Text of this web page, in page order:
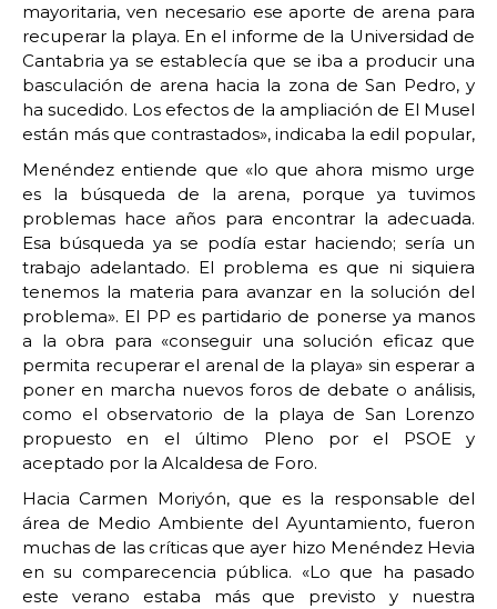
mayoritaria, ven necesario ese aporte de arena para
recuperar la playa. En el informe de la Universidad de
Cantabria ya se establecía que se iba a producir una
basculación de arena hacia la zona de San Pedro, y
ha sucedido. Los efectos de la ampliación de El Musel
están más que contrastados», indicaba la edil popular,
Menéndez entiende que «lo que ahora mismo urge
es la búsqueda de la arena, porque ya tuvimos
problemas hace años para encontrar la adecuada.
Esa búsqueda ya se podía estar haciendo; sería un
trabajo adelantado. El problema es que ni siquiera
tenemos la materia para avanzar en la solución del
problema». El PP es partidario de ponerse ya manos
a la obra para «conseguir una solución eficaz que
permita recuperar el arenal de la playa» sin esperar a
poner en marcha nuevos foros de debate o análisis,
como el observatorio de la playa de San Lorenzo
propuesto en el último Pleno por el PSOE y
aceptado por la Alcaldesa de Foro.
Hacia Carmen Moriyón, que es la responsable del
área de Medio Ambiente del Ayuntamiento, fueron
muchas de las críticas que ayer hizo Menéndez Hevia
en su comparecencia pública. «Lo que ha pasado
este verano estaba más que previsto y nuestra